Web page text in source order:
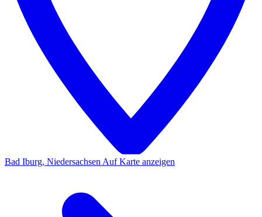
Bad Iburg, Niedersachsen Auf Karte anzeigen